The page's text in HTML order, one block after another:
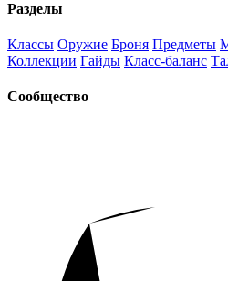
Разделы
Классы Оружие Броня Предметы
Коллекции Гайды Класс-баланс
Сообщество